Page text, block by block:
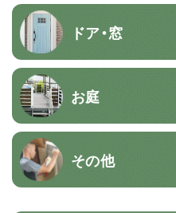
ドア・窓
お庭
その他